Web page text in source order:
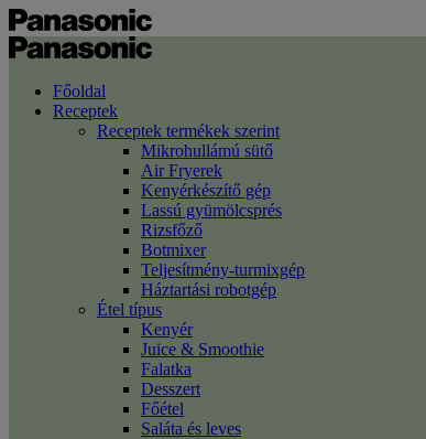
Főoldal
Receptek
Receptek termékek szerint
Mikrohullámú sütő
Air Fryerek
Kenyérkészítő gép
Lassú gyümölcsprés
Rizsfőző
Botmixer
Teljesítmény-turmixgép
Háztartási robotgép
Étel típus
Kenyér
Juice & Smoothie
Falatka
Desszert
Főétel
Saláta és leves